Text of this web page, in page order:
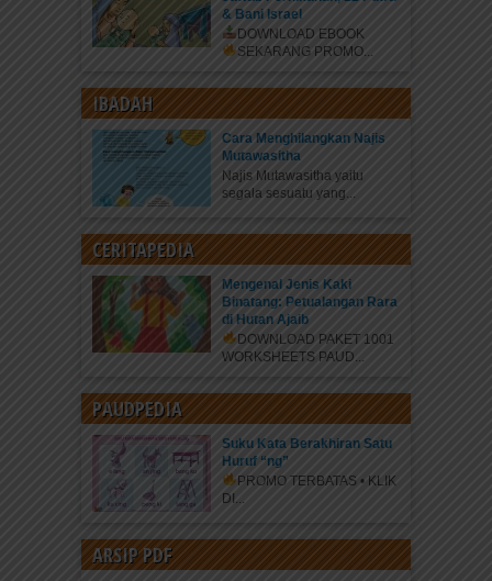
& Bani Israel
DOWNLOAD EBOOK
SEKARANG PROMO...
IBADAH
Cara Menghilangkan Najis
Mutawasitha
Najis Mutawasitha yaitu
segala sesuatu yang...
CERITAPEDIA
Mengenal Jenis Kaki
Binatang: Petualangan Rara
di Hutan Ajaib
DOWNLOAD PAKET 1001
WORKSHEETS PAUD...
PAUDPEDIA
Suku Kata Berakhiran Satu
Huruf “ng”
PROMO TERBATAS • KLIK
DI...
ARSIP PDF